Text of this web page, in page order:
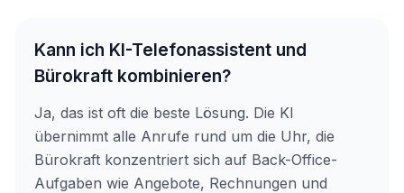
Kann ich KI-Telefonassistent und
Bürokraft kombinieren?
Ja, das ist oft die beste Lösung. Die KI
übernimmt alle Anrufe rund um die Uhr, die
Bürokraft konzentriert sich auf Back-Office-
Aufgaben wie Angebote, Rechnungen und